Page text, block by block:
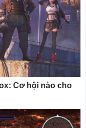
Cơ hội nào cho